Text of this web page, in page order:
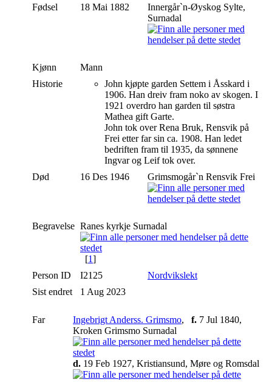
Fødsel
18 Mai 1882
Innergår`n-Øyskog Sylte,
Surnadal
Kjønn
Mann
Historie
John kjøpte garden Settem i Åsskard i
1906. Han dreiv fram noko av skogen. I
1921 overdro han garden til søstra
Mathea gift Garte.
John tok over Rena Bruk, Rensvik på
Frei etter far sin ca. 1908. Han ledet
bedriften fram til 1935, da sønnene
Ingvar og Leif tok over.
Død
16 Des 1946 Grimsmogår`n Rensvik Frei
Begravelse Ranes kyrkje Surnadal
[1]
Person ID
I2125
Nordvikslekt
Sist endret
1 Aug 2023
Far Ingebrigt Anderss. Grimsmo, f. 7 Jul 1840,
Kroken Grimsmo Surnadal
d. 19 Feb 1927, Kristiansund, Møre og Romsdal